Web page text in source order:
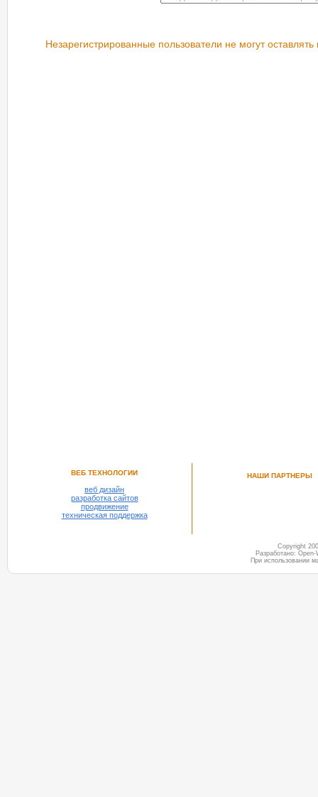
Незарегистрированные пользователи не могут
ВЕБ ТЕХНОЛОГИИ
веб дизайн
разработка сайтов
продвижение
техническая поддержка
НАШИ ПАРТНЕРЫ
Copyright
Разработано:
При использовании